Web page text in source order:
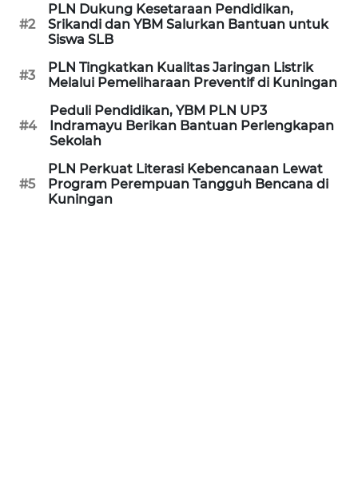
#2
PLN Dukung Kesetaraan Pendidikan,
Srikandi dan YBM Salurkan Bantuan untuk
Siswa SLB
#3
PLN Tingkatkan Kualitas Jaringan Listrik
Melalui Pemeliharaan Preventif di Kuningan
#4
Peduli Pendidikan, YBM PLN UP3
Indramayu Berikan Bantuan Perlengkapan
Sekolah
#5
PLN Perkuat Literasi Kebencanaan Lewat
Program Perempuan Tangguh Bencana di
Kuningan
SUBANG
SUKABUMI
WN
PURWAKARTA
WN
PRIANGAN
TIMUR